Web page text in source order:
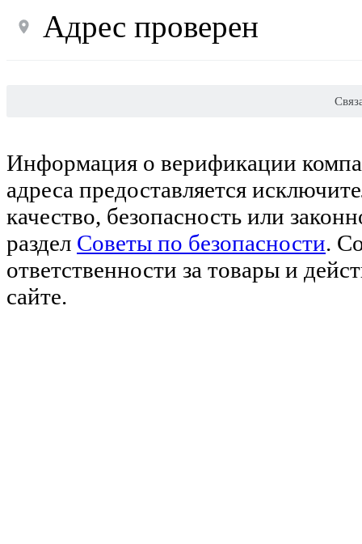
Адрес проверен
Информация о верификации
адреса предоставляется
качество, безопасность или
раздел Советы по безопасности.
ответственности за товары и
сайте.